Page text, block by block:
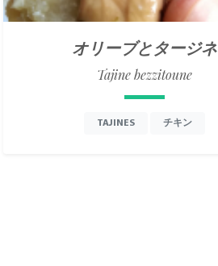
オリーブとタージネ
Tajine bezzitoune
TAJINES チキン